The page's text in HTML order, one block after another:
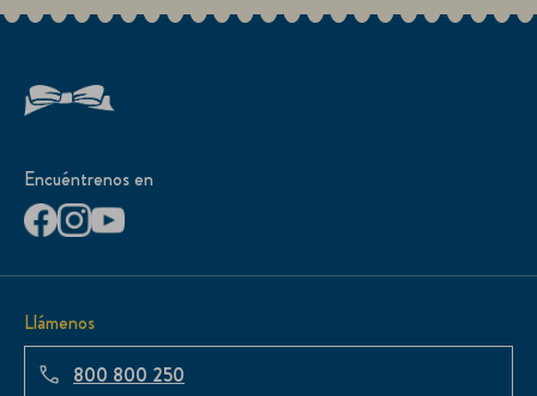
Encuéntrenos en
Llámenos
800 800 250